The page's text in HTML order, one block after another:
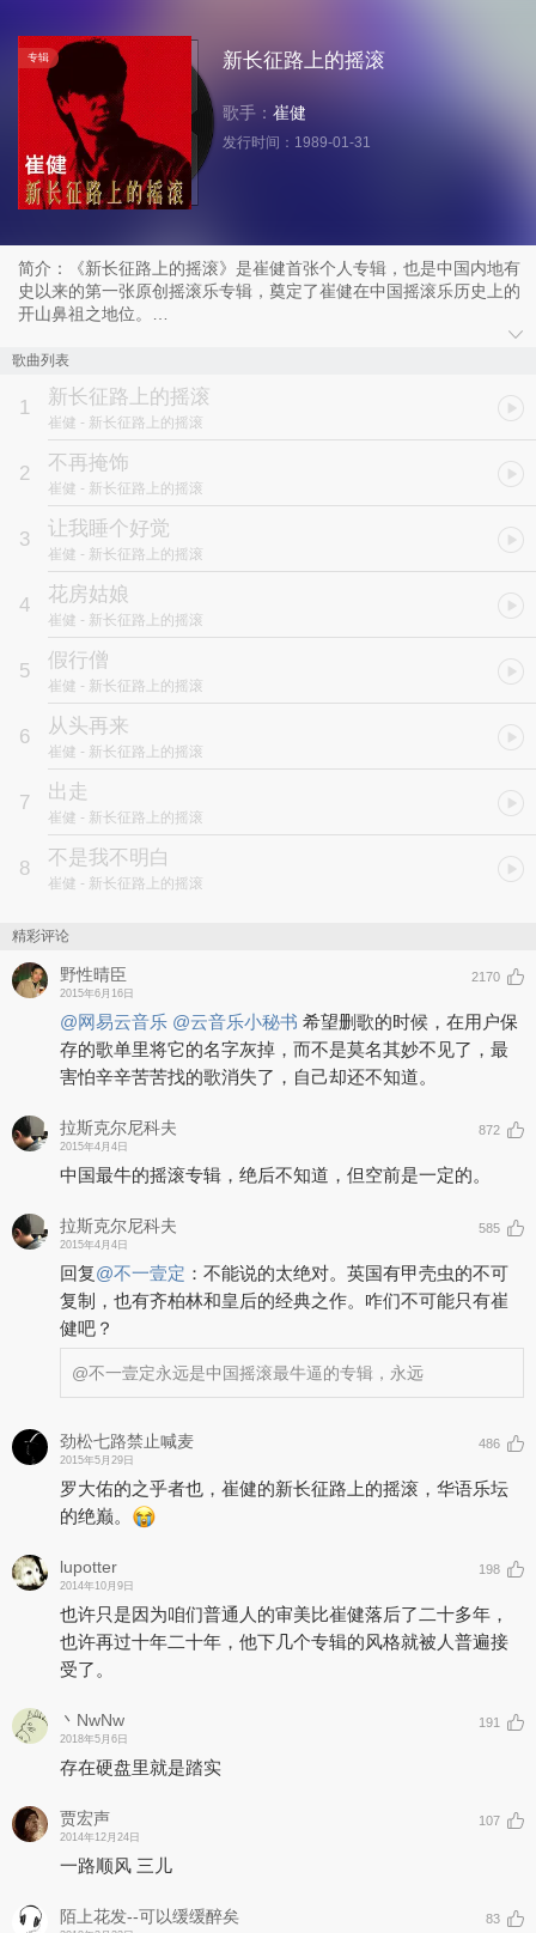
专辑 新长征路上的摇滚
歌手： 崔健
发行时间： 1989-01-31
简介：《新长征路上的摇滚》是崔健首张个人专辑，也是中国内地有
史以来的第一张原创摇滚乐专辑，奠定了崔健在中国摇滚乐历史上的
开山鼻祖之地位。
1986年，崔健25岁。这是转折性的年头，崔健接触到摇滚，并为之
白》，接着他以绝佳的创作状态，写出了《新长征路上的摇滚》、
《从头再来》、《不再掩饰》、《出走》。
《新长征路上的摇滚》、《花房姑娘》、《不是我不明白》等名曲即
有反映时代大背景的HARD ROCK风格作品，也不乏温婉流畅民谣情
歌，并且包含了在当时鲜为人知的RAP元素。成为80年代中国年轻人
的最佳代言，并且多年来传唱不衰，是当之无愧的传世经典。
1989年老崔的《新长征路上的摇滚》已经上市， 但老崔对封面很不
满意，为了追求完美，不惜全盘推翻原来花数万元制作的封套，重新
制作，已发行的磁带全部收回并销毁，让投资商目瞪口呆，发誓再也
不与老崔合作。不过不得不承认《新长征》的封套确实经典。
这张专辑的版本历史非常复杂。
《新长征路上的摇滚》专辑CD至少有7个版本：中国旅游音像出版的
深飞银圈版和非银圈版，香港EMI日本东芝版，日本EMI东芝版，台
湾可登美国版，台湾可登后期再版，北京京文1999年再版。1991年
中国旅游音像出版的《新长征路上的摇滚》初版，即深飞银圈版，是
现在最难找的版本。
1989年2月初版在大陆，香港和台湾分别由中国旅游声像出版社，
但都是磁带。台湾可登的初版删掉了《新长征路上的摇滚》。
之后，日本EMI和台湾可登分别发行了日本版和可登再版。
1999年中国国际广播音像出版社在内地再版，即北京京文版。
《新长征路上的摇滚》是国内摇滚乐的标志性专辑，崔健从音乐到歌
词，完整地表达了他的艺术态度。在80年代末的精神迷惘与物质匮乏
乐结合，带有鲜明西北"信天游"风格的唱腔，将一代年轻人的自由与
决绝唱到痛彻心扉。
歌曲列表
1 新长征路上的摇滚
崔健 - 新长征路上的摇滚
2 不再掩饰
崔健 - 新长征路上的摇滚
3 让我睡个好觉
崔健 - 新长征路上的摇滚
4 花房姑娘
崔健 - 新长征路上的摇滚
5 假行僧
崔健 - 新长征路上的摇滚
6 从头再来
崔健 - 新长征路上的摇滚
7 出走
崔健 - 新长征路上的摇滚
8 不是我不明白
崔健 - 新长征路上的摇滚
精彩评论
野性晴臣
2015年6月16日
2170
@网易云音乐 @云音乐小秘书 希望删歌的时候，在用户保
存的歌单里将它的名字灰掉，而不是莫名其妙不见了，最
害怕辛辛苦苦找的歌消失了，自己却还不知道。
拉斯克尔尼科夫
2015年4月4日
872
中国最牛的摇滚专辑，绝后不知道，但空前是一定的。
拉斯克尔尼科夫
2015年4月4日
585
回复@不一壹定 ： 不能说的太绝对。英国有甲壳虫的不可
复制，也有齐柏林和皇后的经典之作。咋们不可能只有崔
健吧？
@不一壹定永远是中国摇滚最牛逼的专辑，永远
劲松七路禁止喊麦
2015年5月29日
486
罗大佑的之乎者也，崔健的新长征路上的摇滚，华语乐坛
的绝巅。
lupotter
2014年10月9日
198
也许只是因为咱们普通人的审美比崔健落后了二十多年，
也许再过十年二十年，他下几个专辑的风格就被人普遍接
受了。
丶NwNw
2018年5月6日
191
存在硬盘里就是踏实
贾宏声
2014年12月24日
107
一路顺风 三儿
陌上花发--可以缓缓醉矣 83